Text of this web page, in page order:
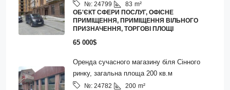
№: 24799 83 m²
ОБ'ЄКТ СФЕРИ ПОСЛУГ, ОФІСНЕ
ПРИМІЩЕННЯ, ПРИМІЩЕННЯ ВІЛЬНОГО
ПРИЗНАЧЕННЯ, ТОРГОВІ ПЛОЩІ
65 000$
Оренда сучасного магазину біля Сінного
ринку, загальна площа 200 кв.м
№: 24782 200 m²